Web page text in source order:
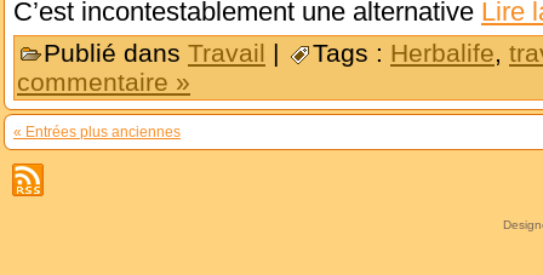
C’est incontestablement une alternative Lire
Publié dans Travail | Tags : Herbalife,
commentaire »
« Entrées plus anciennes